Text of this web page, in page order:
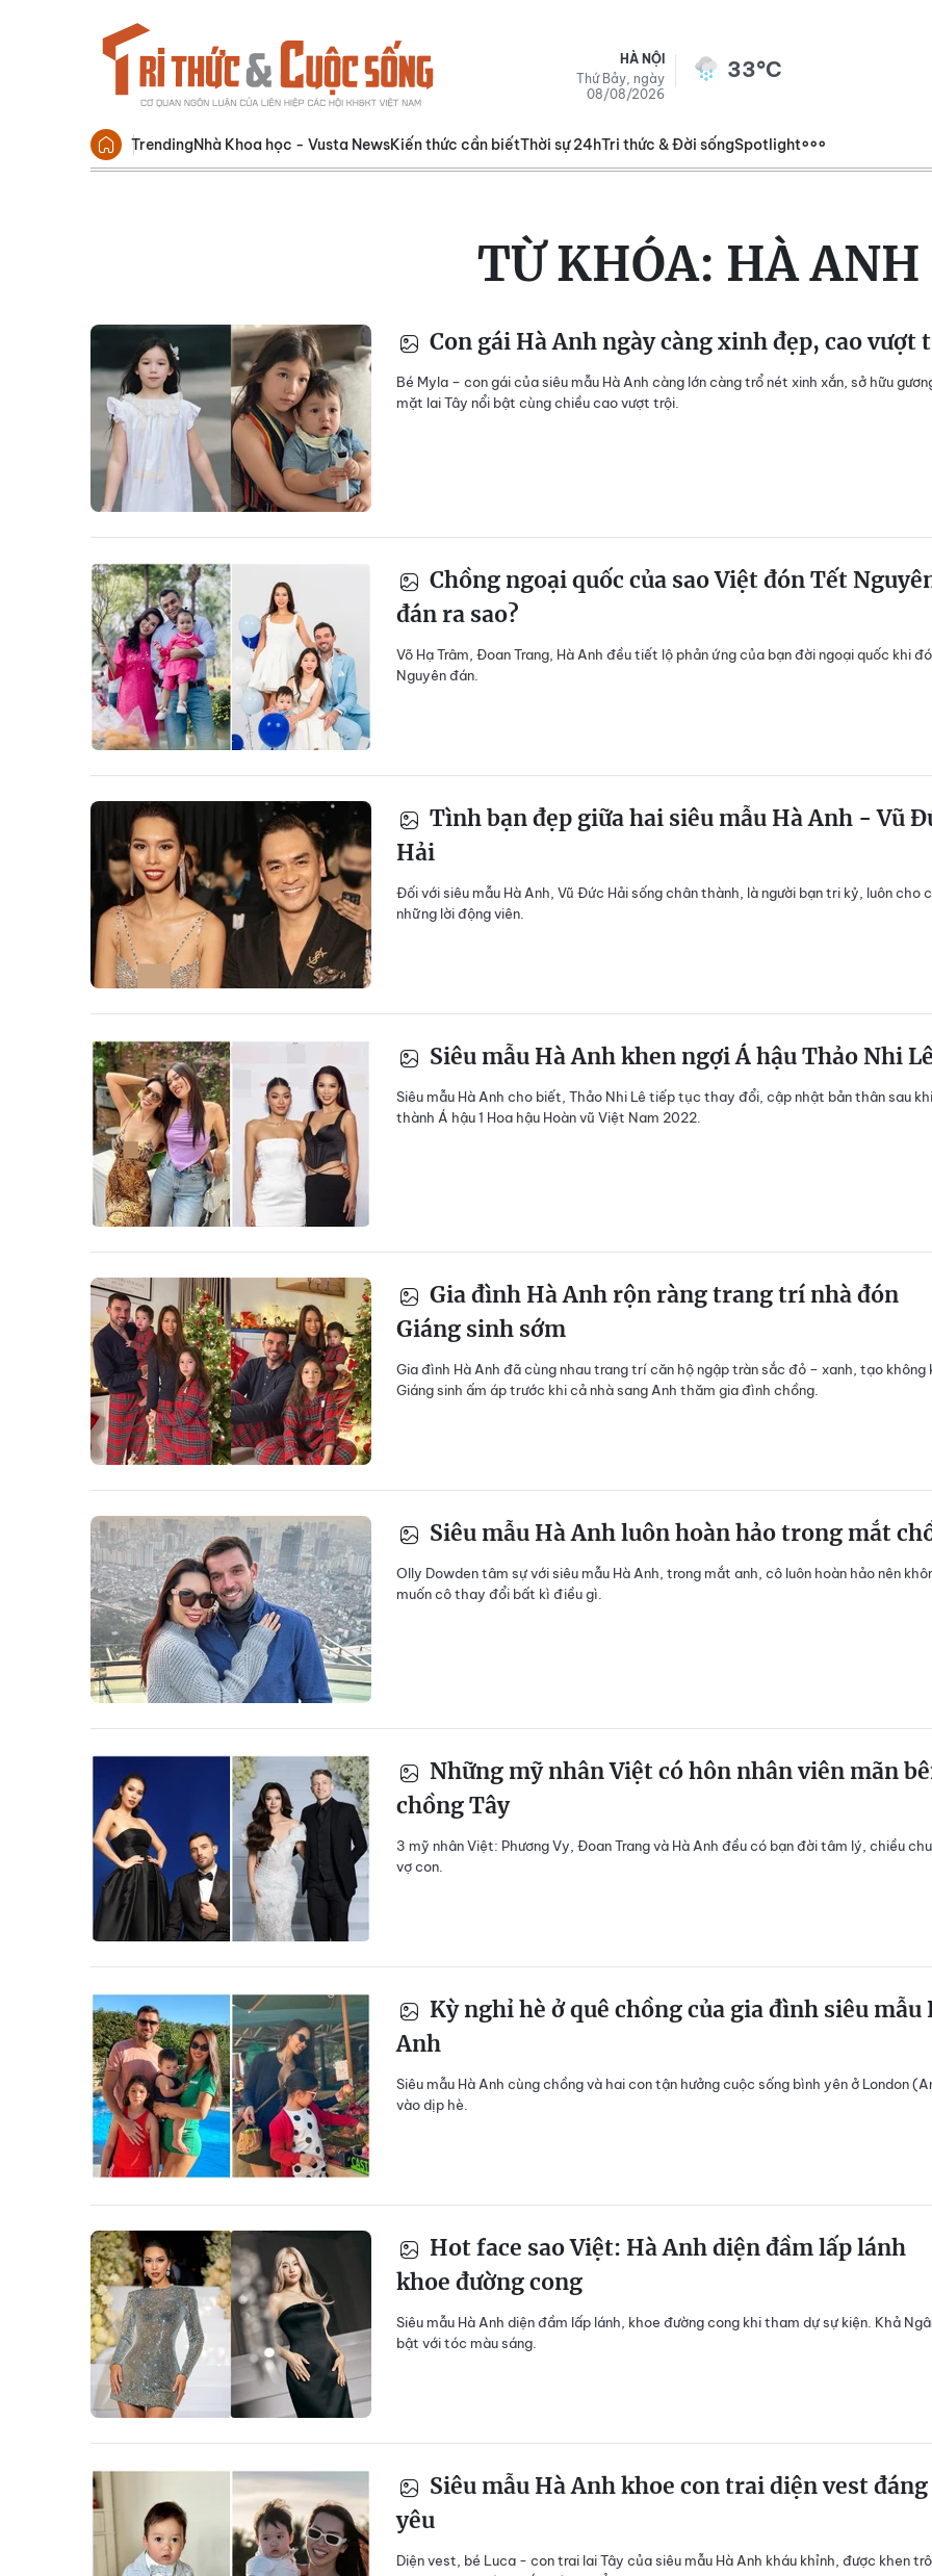
HÀ NỘI
Thứ Bảy, ngày
08/08/2026
33°C
TrendingNhà Khoa học - Vusta NewsKiến thức cần biếtThời sự 24hTri thức & Đời sốngSpotlight
TỪ KHÓA: HÀ ANH
Con gái Hà Anh ngày càng xinh đẹp, cao vượt
Bé Myla – con gái của siêu mẫu Hà Anh càng lớn càng trổ nét xinh xắn, sở hữu
mặt lai Tây nổi bật cùng chiều cao vượt trội.
Chồng ngoại quốc của sao Việt đón Tết
đán ra sao?
Võ Hạ Trâm, Đoan Trang, Hà Anh đều tiết lộ phản ứng của bạn đời ngoại quốc khi
Nguyên đán.
Tình bạn đẹp giữa hai siêu mẫu Hà Anh - Vũ
Hải
Đối với siêu mẫu Hà Anh, Vũ Đức Hải sống chân thành, là người bạn tri kỷ, luôn cho
những lời động viên.
Siêu mẫu Hà Anh khen ngợi Á hậu Thảo Nhi Lê
Siêu mẫu Hà Anh cho biết, Thảo Nhi Lê tiếp tục thay đổi, cập nhật bản thân sau
thành Á hậu 1 Hoa hậu Hoàn vũ Việt Nam 2022.
Gia đình Hà Anh rộn ràng trang trí nhà đón
Giáng sinh sớm
Gia đình Hà Anh đã cùng nhau trang trí căn hộ ngập tràn sắc đỏ – xanh, tạo không
Giáng sinh ấm áp trước khi cả nhà sang Anh thăm gia đình chồng.
Siêu mẫu Hà Anh luôn hoàn hảo trong mắt
Olly Dowden tâm sự với siêu mẫu Hà Anh, trong mắt anh, cô luôn hoàn hảo nên
muốn cô thay đổi bất kì điều gì.
Những mỹ nhân Việt có hôn nhân viên mãn
chồng Tây
3 mỹ nhân Việt: Phương Vy, Đoan Trang và Hà Anh đều có bạn đời tâm lý, chiều
vợ con.
Kỳ nghỉ hè ở quê chồng của gia đình siêu mẫu
Anh
Siêu mẫu Hà Anh cùng chồng và hai con tận hưởng cuộc sống bình yên ở London
vào dịp hè.
Hot face sao Việt: Hà Anh diện đầm lấp lánh
khoe đường cong
Siêu mẫu Hà Anh diện đầm lấp lánh, khoe đường cong khi tham dự sự kiện. Khả
bật với tóc màu sáng.
Siêu mẫu Hà Anh khoe con trai diện vest đáng
yêu
Diện vest, bé Luca - con trai lai Tây của siêu mẫu Hà Anh kháu khỉnh, được khen